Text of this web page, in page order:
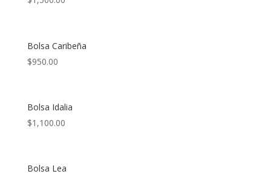
Bolsa Caribeña
$950.00
Bolsa Idalia
$1,100.00
Bolsa Lea